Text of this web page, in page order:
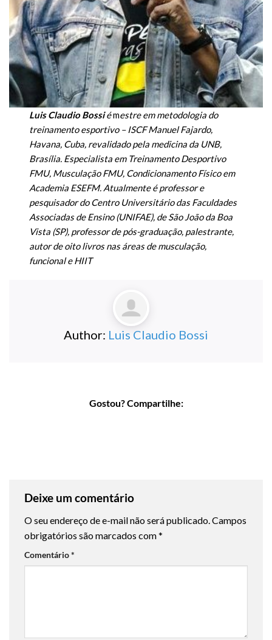
Luis Claudio Bossiémestre em metodologia do
treinamento esportivo – ISCF Manuel Fajardo,
Havana, Cuba, revalidado pela medicina da UNB,
Brasília. Especialista em Treinamento Desportivo
FMU, Musculação FMU, Condicionamento Físico em
Academia ESEFM. Atualmente é professor e
pesquisador do Centro Universitário das Faculdades
Associadas de Ensino (UNIFAE), de São João da Boa
Vista (SP), professor de pós-graduação, palestrante,
autor de oito livros nas áreas de musculação,
funcional e HIIT
Author: Luis Claudio Bossi
Gostou? Compartilhe:
Deixe um comentário
O seu endereço de e-mail não será publicado.Campos
obrigatórios são marcados com*
Comentário*